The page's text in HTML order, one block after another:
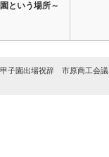
という場所～
子園出場祝辞 市原商工会議